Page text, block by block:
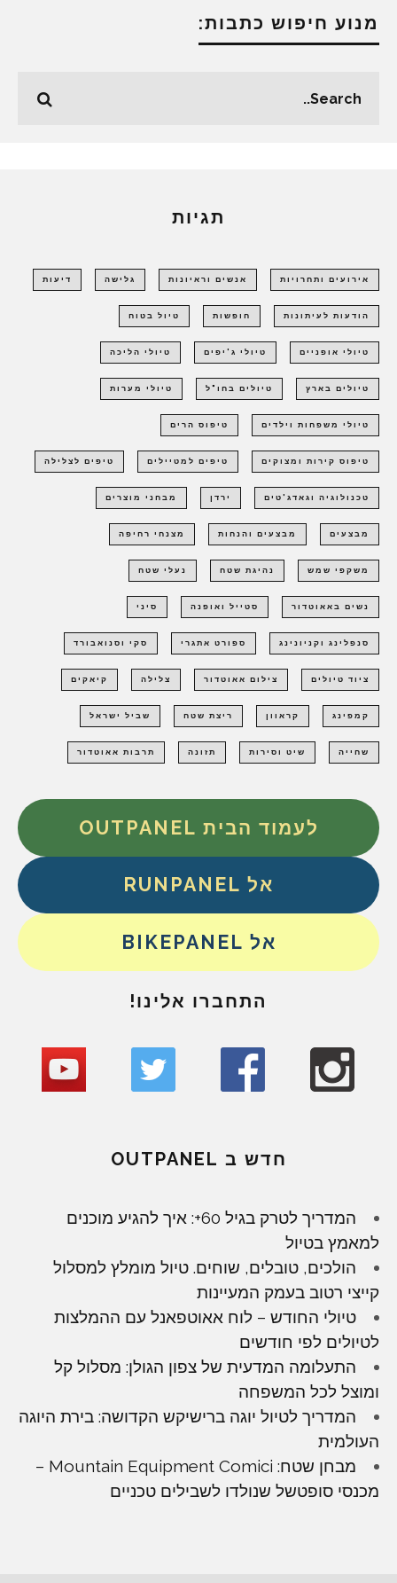
מנוע חיפוש כתבות:
תגיות
אירועים ותחרויות אנשים וראיונות גלישה דיעות
הודעות לעיתונות חופשות טיול בטוח
טיולי אופניים טיולי ג'יפים טיולי הליכה
טיולים בארץ טיולים בחו"ל טיולי מערות
טיולי משפחות וילדים טיפוס הרים
טיפוס קירות ומצוקים טיפים למטיילים טיפים לצלילה
טכנולוגיה וגאדג'טים ירדן מבחני מוצרים
מבצעים מבצעים והנחות מצנחי רחיפה
משקפי שמש נהיגת שטח נעלי שטח
נשים באאוטדור סטייל ואופנה סיני
סנפלינג וקניונינג ספורט אתגרי סקי וסנואבורד
ציוד טיולים צילום אאוטדור צלילה קיאקים
קמפינג קראוון ריצת שטח שביל ישראל
שחייה שיט וסירות תזונה תרבות אאוטדור
לעמוד הבית OUTPANEL
אל RUNPANEL
אל BIKEPANEL
התחברו אלינו!
חדש ב OUTPANEL
המדריך לטרק בגיל 60+: איך להגיע מוכנים
למאמץ בטיול
הולכים, טובלים, שוחים. טיול מומלץ למסלול
קייצי רטוב בעמק המעיינות
טיולי החודש – לוח אאוטפאנל עם ההמלצות
לטיולים לפי חודשים
התעלומה המדעית של צפון הגולן: מסלול קל
ומוצל לכל המשפחה
המדריך לטיול יוגה ברישיקש הקדושה: בירת היוגה
העולמית
מבחן שטח: Mountain Equipment Comici –
מכנסי סופטשל שנולדו לשבילים טכניים